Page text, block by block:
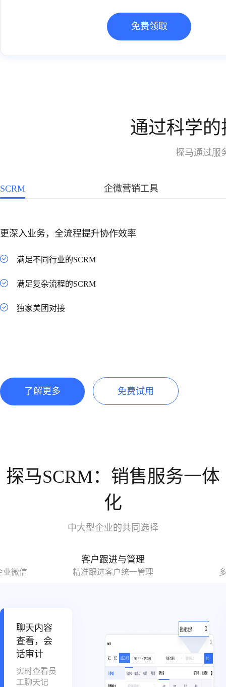
免费领取
通过科学
探马通过服
SCRM 企微营销工具
更深入业务，全流程提升协作效率
满足不同行业的SCRM
满足复杂流程的SCRM
独家美团对接
了解更多 免费试用
探马SCRM：销售服务一体
化
中大型企业的共同选择
业微信
客户跟进与管理
精准跟进客户统一管理
聊天内容
查看，会
话审计
实时查看员
工聊天记